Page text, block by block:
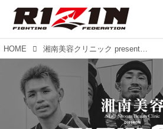
HOME 湘南美容クリニック presents RIZIN.39 BACKSTAGE GALLERY vol.2